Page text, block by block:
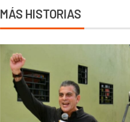
MÁS HISTORIAS